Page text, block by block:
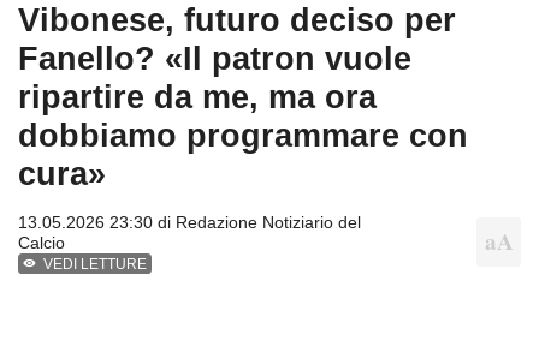
Vibonese, futuro deciso per
Fanello? «Il patron vuole
ripartire da me, ma ora
dobbiamo programmare con
cura»
13.05.2026 23:30 di Redazione Notiziario del
Calcio
VEDI LETTURE